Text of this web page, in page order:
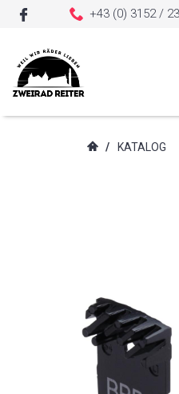
+43 (0) 3152 /
Sie haben keine
/ KATALOG